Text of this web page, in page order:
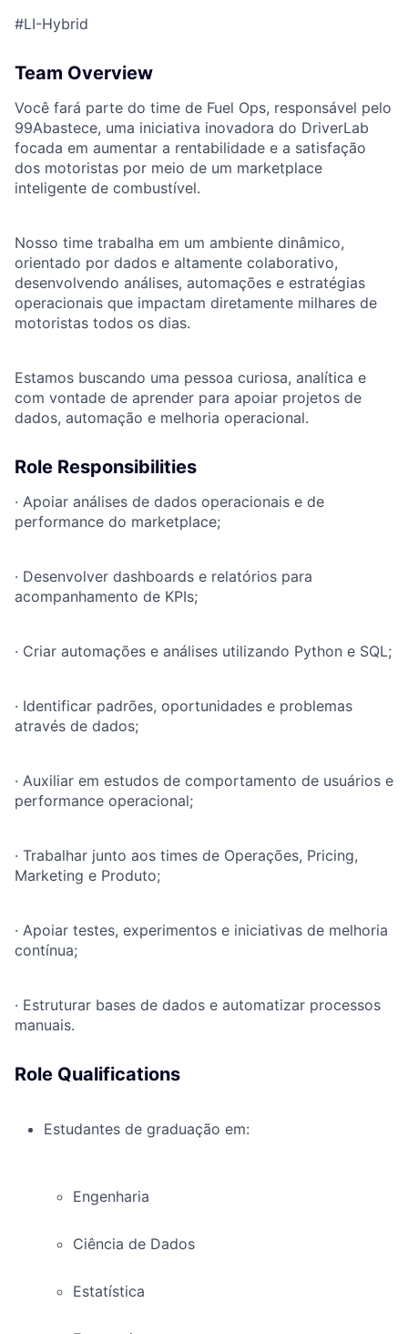
#LI-Hybrid
Team Overview
Você fará parte do time de Fuel Ops, responsável pelo
99Abastece, uma iniciativa inovadora do DriverLab
focada em aumentar a rentabilidade e a satisfação
dos motoristas por meio de um marketplace
inteligente de combustível.
Nosso time trabalha em um ambiente dinâmico,
orientado por dados e altamente colaborativo,
desenvolvendo análises, automações e estratégias
operacionais que impactam diretamente milhares de
motoristas todos os dias.
Estamos buscando uma pessoa curiosa, analítica e
com vontade de aprender para apoiar projetos de
dados, automação e melhoria operacional.
Role Responsibilities
· Apoiar análises de dados operacionais e de
performance do marketplace;
· Desenvolver dashboards e relatórios para
acompanhamento de KPIs;
· Criar automações e análises utilizando Python e SQL;
· Identificar padrões, oportunidades e problemas
através de dados;
· Auxiliar em estudos de comportamento de usuários e
performance operacional;
· Trabalhar junto aos times de Operações, Pricing,
Marketing e Produto;
· Apoiar testes, experimentos e iniciativas de melhoria
contínua;
· Estruturar bases de dados e automatizar processos
manuais.
Role Qualifications
Estudantes de graduação em:
Engenharia
Ciência de Dados
Estatística